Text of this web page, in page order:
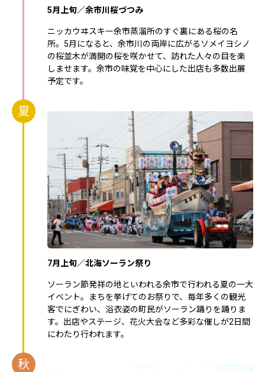
5月上旬／余市川桜づつみ
ニッカウヰスキー余市蒸溜所のすぐ裏にある桜の名
所。5月になると、余市川の両岸に広がるソメイヨシノ
の桜並木が満開の桜を咲かせて、訪れた人々の目を楽
しませます。余市の味覚を中心にした出店も多数出展
予定です。
夏
7月上旬／北海ソーラン祭り
ソーラン節発祥の地といわれる余市で行われる夏の一大
イベント。まちを挙げてのお祭りで、毎年多くの観光
客でにぎわい、浴衣姿の町民がソーラン踊りを踊りま
す。出店やステージ、花火大会など多彩な催しが2日間
にわたり行われます。
秋